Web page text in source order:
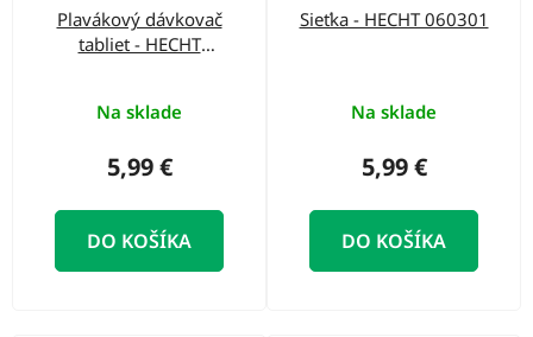
Plavákový dávkovač
tabliet - HECHT
Na sklade
5,99 €
DO KOŠÍKA
Sieťka - HECHT 060301
Na sklade
5,99 €
DO KOŠÍKA